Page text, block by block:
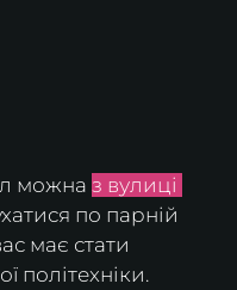
можна з вулиці
по парній
має стати
політехніки.